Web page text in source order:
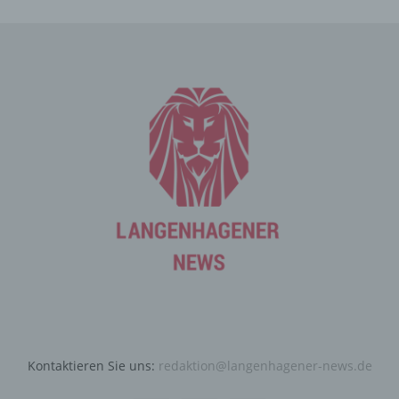
Kontaktieren Sie uns: redaktion@langenhagener-news.de
sicherzustellen. Die anonymen Daten der Server-Logfiles
werden getrennt von allen durch eine betroffene Person
angegebenen personenbezogenen Daten gespeichert.
Registrierung auf unserer
Die betroffene Person hat die Möglichkeit, sich auf der
Internetseite des für die Verarbeitung Verantwortlichen
unter Angabe von personenbezogenen Daten zu
betroffenen Person eingegebenen personenbezogenen